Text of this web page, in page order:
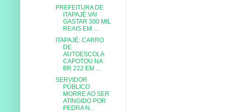
PREFEITURA DE
ITAPAJÉ VAI
GASTAR 300 MIL
REAIS EM ...
ITAPAJÉ: CARRO
DE
AUTOESCOLA
CAPOTOU NA
BR 222 EM ...
SERVIDOR
PÚBLICO
MORRE AO SER
ATINGIDO POR
PEDRA N...